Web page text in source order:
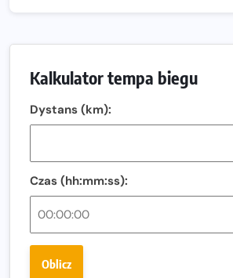
Oficjalna koszulka LOTTO 25. Poznań
Amazfit Balance 3: Kompleksowe
Regeneracja w bieganiu. Co warto o
Ostatnie wolne miejsca na
Fabrykanta. Organizatorzy odkrywają
wybiera wyzwanie trzech
Kalkulator tempa biegu
Dystans (km):
Czas (hh:mm:ss):
Oblicz